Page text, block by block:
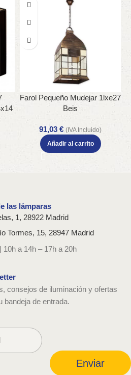
Farol Pequeño Mudejar 1lxe27
Beis
91,03 € (IVA Incluido)
Añadir al carrito
las lámparas
1, 28922 Madrid
Tormes, 15, 28947 Madrid
10h a 14h – 17h a 20h
consejos de iluminación y ofertas
bandeja de entrada.
Enviar